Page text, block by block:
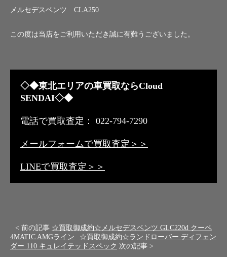
メルセデスベンツ CLA250
この度は当店をご利用いただき誠に有難うございました。
◇◆東北エリアの車買取ならCloud
SENDAI◇◆
電話で買取査定： 022-794-7290
メールフォームで買取査定＞＞
LINEで買取査定＞＞
< 前の記事 ☆買取御成約☆メルセデスベンツ GLC220d クーペ
4MATIC AMGライン
☆買取御成約☆ランドローバー ディフェン
ダー 110 キュレイテッドスペック 次の記事 >